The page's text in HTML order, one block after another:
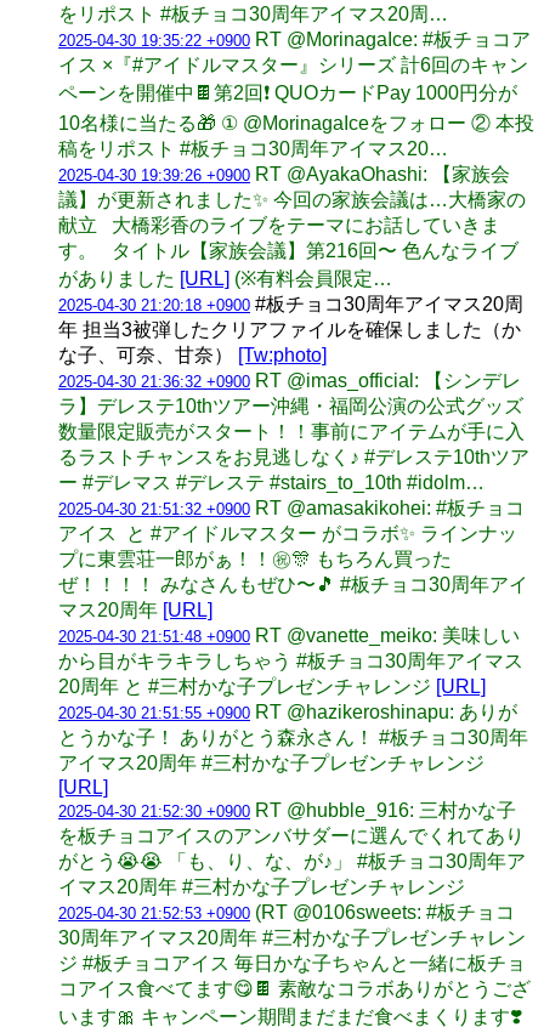
をリポスト #板チョコ30周年アイマス20周…
2025-04-30 19:35:22 +0900 RT @MorinagaIce: #板チョコア
イス ×『#アイドルマスター』シリーズ 計6回のキャン
ペーンを開催中🍫第2回❗ QUOカードPay 1000円分が
10名様に当たる🎁 ① @MorinagaIceをフォロー ② 本投
稿をリポスト #板チョコ30周年アイマス20…
2025-04-30 19:39:26 +0900 RT @AyakaOhashi: 【家族会
議】が更新されました✨ 今回の家族会議は…大橋家の
献立 大橋彩香のライブをテーマにお話していきま
す。 タイトル【家族会議】第216回〜 色んなライブ
がありました [URL] (※有料会員限定…
2025-04-30 21:20:18 +0900 #板チョコ30周年アイマス20周
年 担当3被弾したクリアファイルを確保しました（か
な子、可奈、甘奈）
[Tw:photo]
2025-04-30 21:36:32 +0900 RT @imas_official: 【シンデレ
ラ】デレステ10thツアー沖縄・福岡公演の公式グッズ
数量限定販売がスタート！！事前にアイテムが手に入
るラストチャンスをお見逃しなく♪ #デレステ10thツア
ー #デレマス #デレステ #stairs_to_10th #idolm…
2025-04-30 21:51:32 +0900 RT @amasakikohei: #板チョコ
アイス と #アイドルマスター がコラボ✨ ラインナッ
プに東雲荘一郎がぁ！！㊗️🎊 もちろん買った
ぜ！！！！ みなさんもぜひ〜🎵 #板チョコ30周年アイ
マス20周年 [URL]
2025-04-30 21:51:48 +0900 RT @vanette_meiko: 美味しい
から目がキラキラしちゃう #板チョコ30周年アイマス
20周年 と #三村かな子プレゼンチャレンジ [URL]
2025-04-30 21:51:55 +0900 RT @hazikeroshinapu: ありが
とうかな子！ ありがとう森永さん！ #板チョコ30周年
アイマス20周年 #三村かな子プレゼンチャレンジ
[URL]
2025-04-30 21:52:30 +0900 RT @hubble_916: 三村かな子
を板チョコアイスのアンバサダーに選んでくれてあり
がとう😭😭 「も、り、な、が♪」 #板チョコ30周年ア
イマス20周年 #三村かな子プレゼンチャレンジ
2025-04-30 21:52:53 +0900 (RT @0106sweets: #板チョコ
30周年アイマス20周年 #三村かな子プレゼンチャレン
ジ #板チョコアイス 毎日かな子ちゃんと一緒に板チョ
コアイス食べてます😋🍫 素敵なコラボありがとうござ
います🎀 キャンペーン期間まだまだ食べまくります❣️